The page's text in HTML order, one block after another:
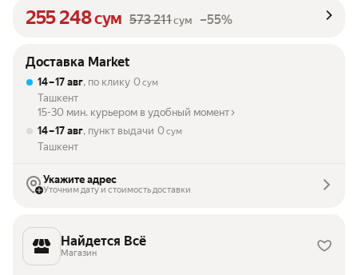
255 248сум 573 211сум –55%
Доставка Market
14 – 17 авг, по клику 0 сум
Ташкент
15-30 мин. курьером в удобный момент
14 – 17 авг, пункт выдачи 0 сум
Ташкент
Укажите адрес
Уточним дату и стоимость доставки
Найдется Всё
Магазин